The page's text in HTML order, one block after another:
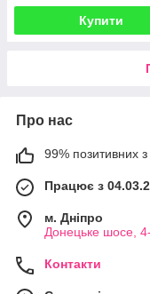
Купити
Про нас
99% позитивних з
Працює з
м. Дніпро
Донецьке шосе,
Контакти